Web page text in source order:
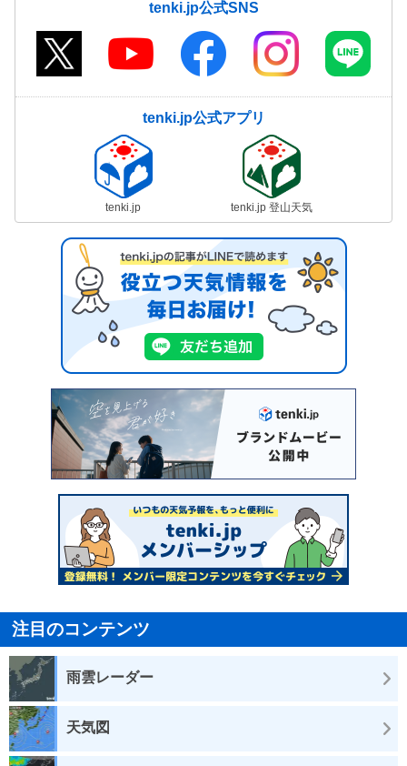
tenki.jp公式SNS
tenki.jp公式アプリ
tenki.jp tenki.jp 登山天気
注目のコンテンツ
雨雲レーダー
天気図